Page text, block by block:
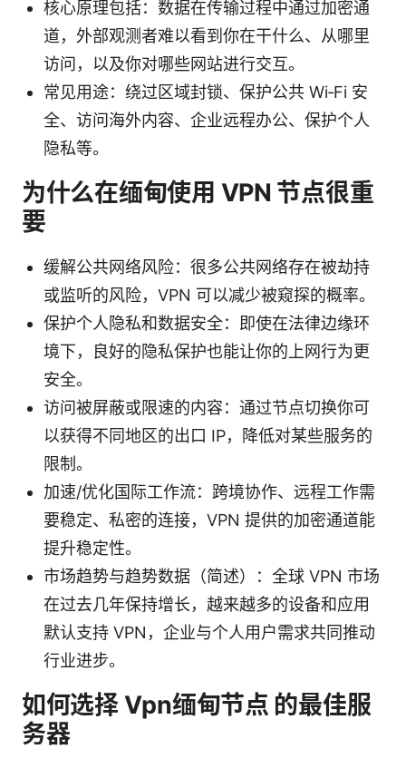
核心原理包括：数据在传输过程中通过加密通
道，外部观测者难以看到你在干什么、从哪里
访问，以及你对哪些网站进行交互。
常见用途：绕过区域封锁、保护公共 Wi‑Fi 安
全、访问海外内容、企业远程办公、保护个人
隐私等。
为什么在缅甸使用 VPN 节点很重
要
缓解公共网络风险：很多公共网络存在被劫持
或监听的风险，VPN 可以减少被窥探的概率。
保护个人隐私和数据安全：即使在法律边缘环
境下，良好的隐私保护也能让你的上网行为更
安全。
访问被屏蔽或限速的内容：通过节点切换你可
以获得不同地区的出口 IP，降低对某些服务的
限制。
加速/优化国际工作流：跨境协作、远程工作需
要稳定、私密的连接，VPN 提供的加密通道能
提升稳定性。
市场趋势与趋势数据（简述）：全球 VPN 市场
在过去几年保持增长，越来越多的设备和应用
默认支持 VPN，企业与个人用户需求共同推动
行业进步。
如何选择 Vpn缅甸节点 的最佳服
务器